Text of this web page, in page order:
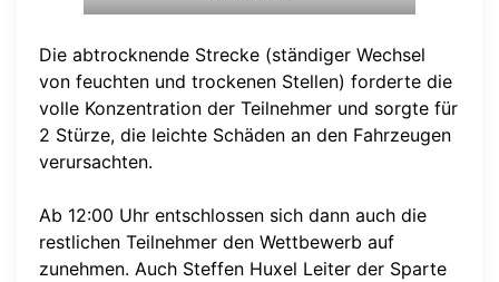
Die abtrocknende Strecke (ständiger Wechsel
von feuchten und trockenen Stellen) forderte die
volle Konzentration der Teilnehmer und sorgte für
2 Stürze, die leichte Schäden an den Fahrzeugen
verursachten.
Ab 12:00 Uhr entschlossen sich dann auch die
restlichen Teilnehmer den Wettbewerb auf
zunehmen. Auch Steffen Huxel Leiter der Sparte